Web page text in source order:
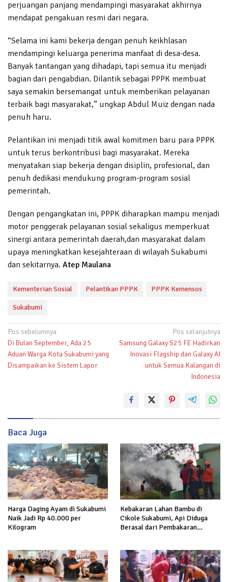
perjuangan panjang mendampingi masyarakat akhirnya
mendapat pengakuan resmi dari negara.
“Selama ini kami bekerja dengan penuh keikhlasan
mendampingi keluarga penerima manfaat di desa-desa.
Banyak tantangan yang dihadapi, tapi semua itu menjadi
bagian dari pengabdian. Dilantik sebagai PPPK membuat
saya semakin bersemangat untuk memberikan pelayanan
terbaik bagi masyarakat,” ungkap Abdul Muiz dengan nada
penuh haru.
Pelantikan ini menjadi titik awal komitmen baru para PPPK
untuk terus berkontribusi bagi masyarakat. Mereka
menyatakan siap bekerja dengan disiplin, profesional, dan
penuh dedikasi mendukung program-program sosial
pemerintah.
Dengan pengangkatan ini, PPPK diharapkan mampu menjadi
motor penggerak pelayanan sosial sekaligus memperkuat
sinergi antara pemerintah daerah,dan masyarakat dalam
upaya meningkatkan kesejahteraan di wilayah Sukabumi
dan sekitarnya. Atep Maulana
Kementerian Sosial Pelantikan PPPK PPPK Kemensos
Sukabumi
Navigasi
pos
Pos sebelumnya
Di Bulan September, Ada 25
Aduan Warga Kota Sukabumi yang
Disampaikan ke Sistem Lapor
Pos selanjutnya
Samsung Galaxy S25 FE Hadirkan
Inovasi Flagship dan Galaxy AI
untuk Semua Kalangan di
Indonesia
Baca Juga
Harga Daging Ayam di Sukabumi
Naik Jadi Rp 40.000 per
Kilogram
Kebakaran Lahan Bambu di
Cikole Sukabumi, Api Diduga
Berasal dari Pembakaran